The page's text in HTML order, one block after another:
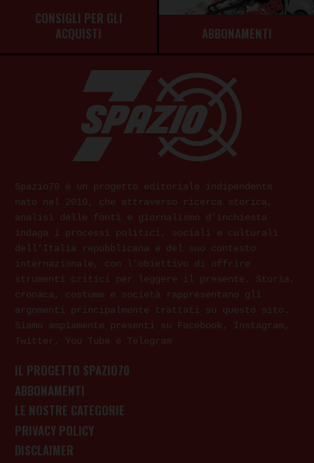
CONSIGLI PER GLI
ACQUISTI
ABBONAMENTI
Spazio70 è un progetto editoriale indipendente
nato nel 2010, che attraverso ricerca storica,
analisi delle fonti e giornalismo d’inchiesta
indaga i processi politici, sociali e culturali
dell’Italia repubblicana e del suo contesto
internazionale, con l’obiettivo di offrire
strumenti critici per leggere il presente. Storia,
cronaca, costume e società rappresentano gli
argomenti principalmente trattati su questo sito.
Siamo ampiamente presenti su Facebook, Instagram,
Twitter, You Tube e Telegram
IL PROGETTO SPAZIO70
ABBONAMENTI
LE NOSTRE CATEGORIE
PRIVACY POLICY
DISCLAIMER